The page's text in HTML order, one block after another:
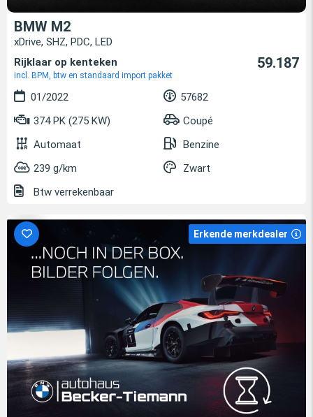
BMW M2
xDrive, SHZ, PDC, LED
Rijklaar op kenteken
incl. BPM, btw en standaard import pakket
59.187
01/2022
57682
374 PK (275 KW)
Coupé
Automaat
Benzine
239 g/km
Zwart
Btw verrekenbaar
Erkende merkdealer